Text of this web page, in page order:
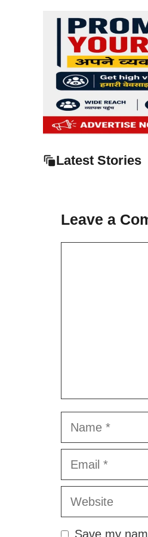
Latest Stories
Leave a
Name
Email
Website
Save my